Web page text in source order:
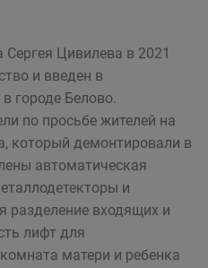
Цивилева в 2021
и введен в
городе Белово.
по просьбе жителей на
который демонтировали в
автоматическая
и
разделение входящих и
лифт для
матери и ребенка